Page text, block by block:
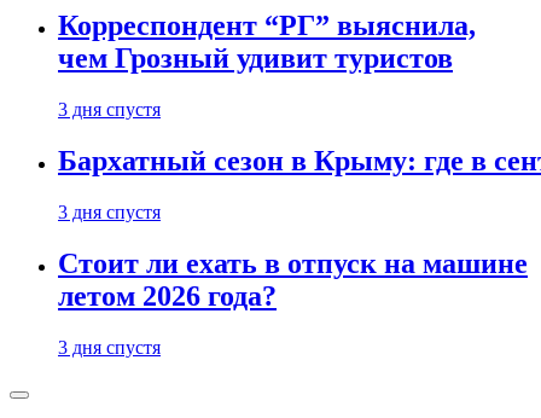
Корреспондент “РГ” выяснила,
чем Грозный удивит туристов
3 дня спустя
Бархатный сезон в Крыму: где в
3 дня спустя
Стоит ли ехать в отпуск на машине
летом 2026 года?
3 дня спустя